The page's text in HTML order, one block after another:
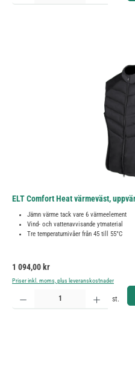
ELT Comfort Heat värmeväst,
Jämn värme tack vare 6 värmeelement
Vind- och vattenavvisande ytmaterial
Tre temperaturnivåer från 45 till 55°C
Ordinarie pris:
1 094,00 kr
Priser inkl. moms, plus leveranskostnader
Produktkvantitet: Ange önskat belopp eller
st.